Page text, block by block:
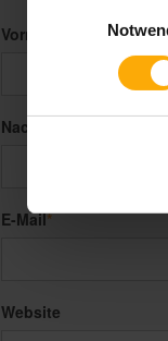
Vorname
Nachname
E-Mail*
Website